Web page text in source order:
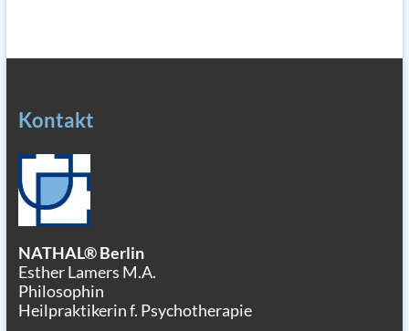
Kontakt
NATHAL® Berlin
Esther Lamers M.A.
Philosophin
Heilpraktikerin f. Psychotherapie